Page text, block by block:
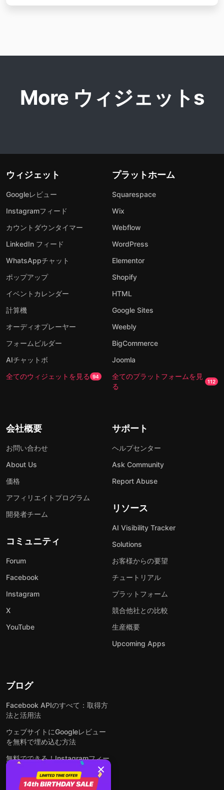
More ウィジェットs
ウィジェット
Googleレビュー
Instagramフィード
カウントダウンタイマー
LinkedIn フィード
WhatsAppチャット
ポップアップ
イベントカレンダー
計算機
オーディオプレーヤー
フォームビルダー
AIチャットボ
全てのウィジェットを見る 94
プラットホーム
Squarespace
Wix
Webflow
WordPress
Elementor
Shopify
HTML
Google Sites
Weebly
BigCommerce
Joomla
全てのプラットフォームを見
る
112
会社概要
お問い合わせ
About Us
価格
アフィリエイトプログラム
開発者チーム
コミュニティ
Forum
Facebook
Instagram
X
YouTube
サポート
ヘルプセンター
Ask Community
Report Abuse
リソース
AI Visibility Tracker
Solutions
お客様からの要望
チュートリアル
プラットフォーム
競合他社との比較
生産概要
Upcoming Apps
ブログ
Facebook APIのすべて：取得方
法と活用法
ウェブサイトにGoogleレビュー
を無料で埋め込む方法
無料でできる！Instagramフィー
ドをウェブサイトに埋め込む方法
どんなウェブサイトにも無料でフ